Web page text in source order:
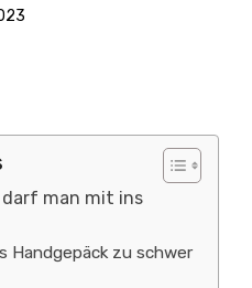
darf man mit ins
Handgepäck zu schwer